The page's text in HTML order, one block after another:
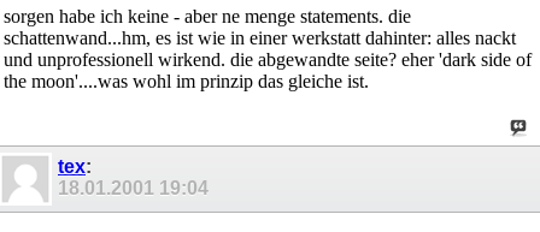
sorgen habe ich keine - aber ne menge statements. die
schattenwand...hm, es ist wie in einer werkstatt dahinter: alles nackt
und unprofessionell wirkend. die abgewandte seite? eher 'dark side of
the moon'....was wohl im prinzip das gleiche ist.
tex:
18.01.2001 19:04